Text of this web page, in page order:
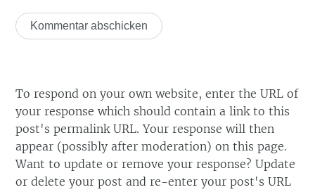
To respond on your own website, enter the URL of
your response which should contain a link to this
post's permalink URL. Your response will then
appear (possibly after moderation) on this page.
Want to update or remove your response? Update
or delete your post and re-enter your post's URL